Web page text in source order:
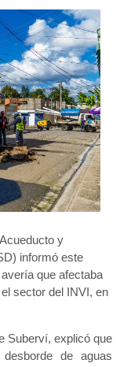
y
informó este
que afectaba
sector del INVI, en
Suberví, explicó que
de aguas